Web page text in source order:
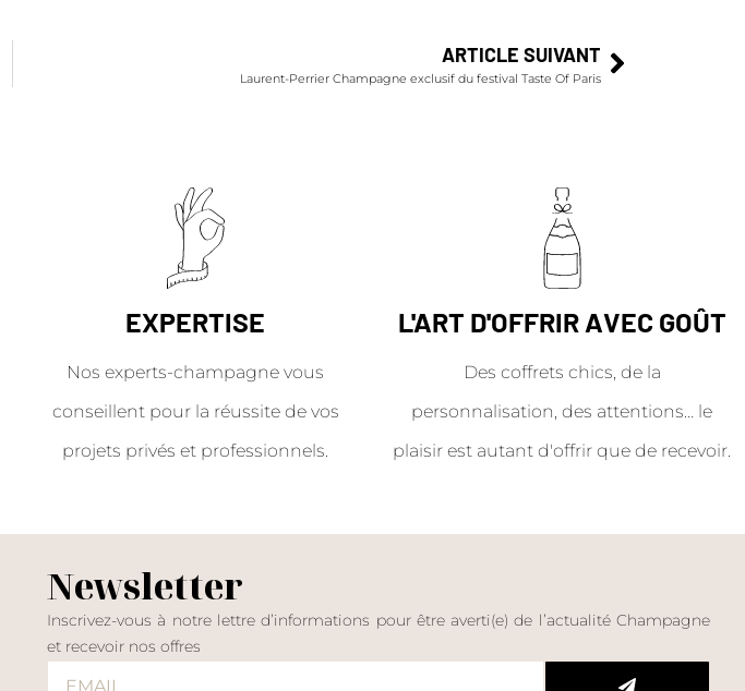
ARTICLE SUIVANT
Laurent-Perrier Champagne exclusif du festival Taste Of Paris
EXPERTISE
Nos experts-champagne vous
conseillent pour la réussite de vos
projets privés et professionnels.
L'ART D'OFFRIR AVEC GOÛT
Des coffrets chics, de la
personnalisation, des attentions… le
plaisir est autant d'offrir que de recevoir.
Newsletter
Inscrivez-vous à notre lettre d’informations pour être averti(e) de l’actualité Champagne
et recevoir nos offres